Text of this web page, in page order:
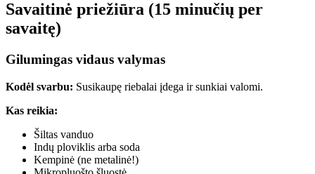
Savaitinė priežiūra (15 minučių per
savaitę)
Gilumingas vidaus valymas
Kodėl svarbu: Susikaupę riebalai įdega ir sunkiai valomi.
Kas reikia:
Šiltas vanduo
Indų ploviklis arba soda
Kempinė (ne metalinė!)